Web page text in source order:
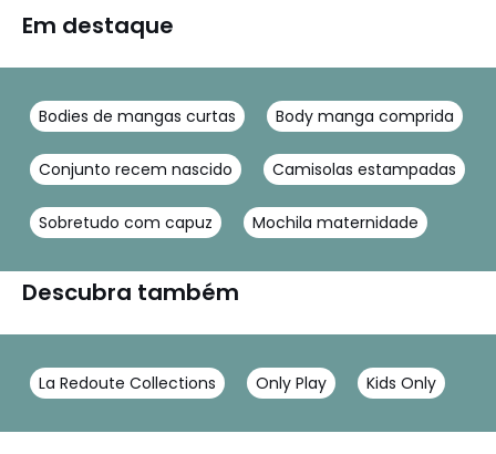
Em destaque
Bodies de mangas curtas Body manga comprida
Conjunto recem nascido Camisolas estampadas
Sobretudo com capuz Mochila maternidade
Descubra também
La Redoute Collections Only Play Kids Only